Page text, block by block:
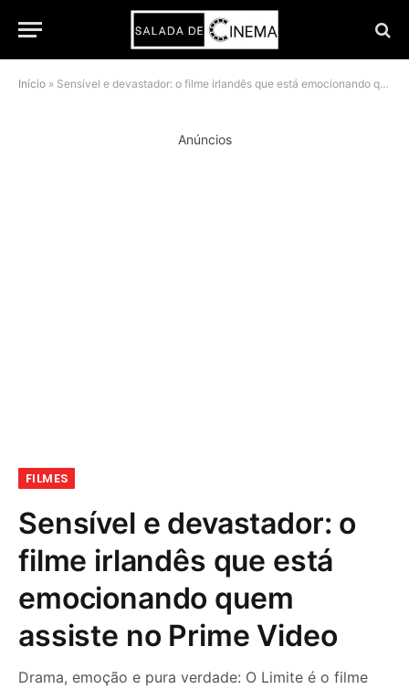
Início » Sensível e devastador: o filme irlandês que está emocionando quem assiste no Prime Video
Anúncios
FILMES
Sensível e devastador: o
filme irlandês que está
emocionando quem
assiste no Prime Video
Drama, emoção e pura verdade: O Limite é o filme